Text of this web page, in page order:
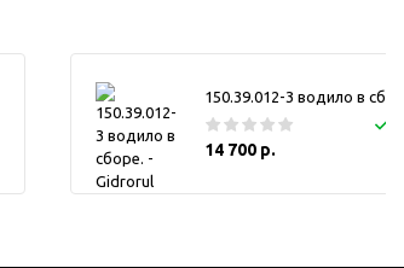
150.39.012-3 водило в
14 700 р.